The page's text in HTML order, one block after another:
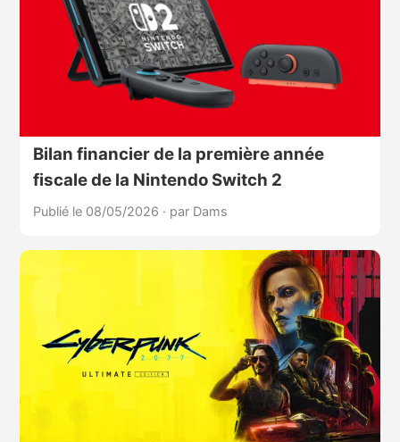
Bilan financier de la première année
fiscale de la Nintendo Switch 2
Publié le 08/05/2026 · par Dams